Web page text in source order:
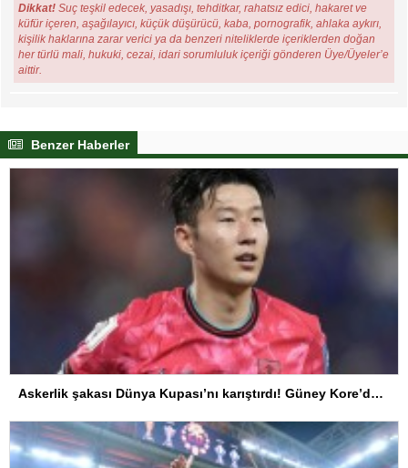
Dikkat! Suç teşkil edecek, yasadışı, tehditkar, rahatsız edici, hakaret ve
küfür içeren, aşağılayıcı, küçük düşürücü, kaba, pornografik, ahlaka aykırı,
kişilik haklarına zarar verici ya da benzeri niteliklerde içeriklerden doğan
her türlü mali, hukuki, cezai, idari sorumluluk içeriği gönderen Üye/Üyeler’e
aittir.
Benzer Haberler
Askerlik şakası Dünya Kupası’nı karıştırdı! Güney Kore’den sert karar